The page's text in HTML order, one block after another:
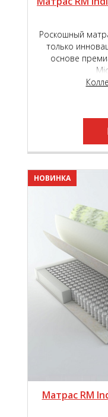
Роскошный
только
основе
НОВИНКА
Матрас RM